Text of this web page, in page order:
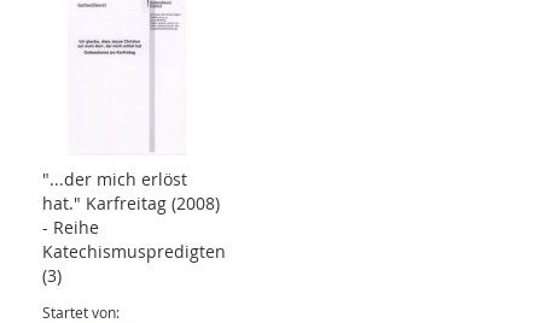
"...der mich erlöst
hat." Karfreitag (2008)
- Reihe
Katechismuspredigten
(3)
Startet von